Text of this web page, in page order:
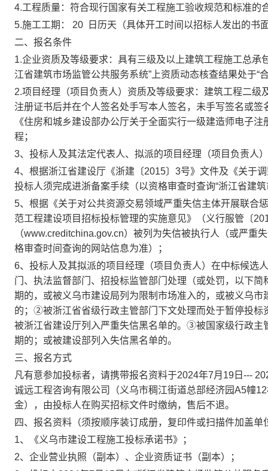
4.工程质量：符合现行国家有关工程施工验收规范和标准的
5.施工工期： 20 日历天（具体开工时间以招标人发出的书
二、报名条件
1.企业资质及等级要求：具有三级及以上建筑工程施工总
江省建筑市场监管公共服务系统”上资质动态核查结果处于“
2.项目经理（项目负责人）资质及等级要求：建筑工程二
注册证书后并在个人签名处手写本人签名，未手写签名或
《住房和城乡建设部办公厅关于全面实行一级建造师电子
程；
3、投标人及其法定代表人、拟派的项目经理（项目负责人
4、根据浙江省建设厅《浙建〔2015〕3号》文件及《关于
投标人须完成进浙备案手续（以资格审查时查询“浙江省建
5、根据《关于对公共资源交易领域严重失信主体开展联合
范工程建设项目招标投标管理的实施意见》（义行服管〔
（www.creditchina.gov.cn）被列为失信被执行人（或严
格审查时间查询的网站信息为准）；
6、投标人及其拟派的项目经理（项目负责人）在中标候
门、执法监督部门、招投标监管部门处理（或处罚，以下
期的，或被义乌市建设局列为限制市场准入的，或被义乌
的；②被浙江省省级行政主管部门下文处理而处于暂停投
被浙江省建设厅列入严重失信黑名单的。③被国家级行政
期的；或被建设部列入失信黑名单的。
三、报名方式
凡有意参加投标者，请携带报名资料于2024年7月19日
诚远工程咨询有限公司（义乌市稠江街道总部经济园A5幢
金），由投标人在购买招标文件时缴纳，售后不退。
四、报名资料（须按顺序装订成册，复印件或扫描件加盖
1、《义乌市建设工程施工投标承诺书》；
2、企业营业执照（副本）、企业资质证书（副本）；